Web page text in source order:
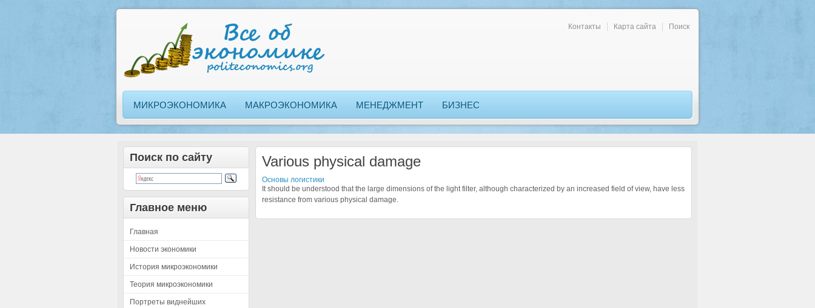
Контакты Карта сайта Поиск
МИКРОЭКОНОМИКА МАКРОЭКОНОМИКА МЕНЕДЖМЕНТ БИЗНЕС
Поиск по сайту
Главное меню
Главная
Новости экономики
История микроэкономики
Теория микроэкономики
Портреты виднейших
Various physical damage
Основы логистики
It should be understood that the large dimensions of the light filter, although characterized by an increased field of view, have less
resistance from various physical damage.